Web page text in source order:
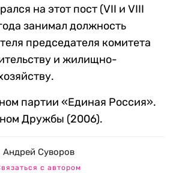
на этот пост (VII и VIII
занимал должность
председателя комитета
и жилищно-
партии «Единая Россия».
Дружбы (2006).
Андрей Суворов
с автором